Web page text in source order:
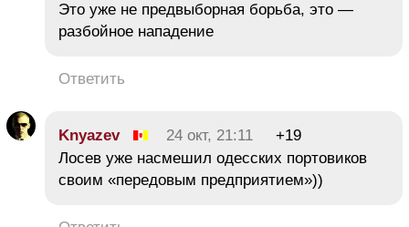
Это уже не предвыборная борьба, это —
разбойное нападение
Ответить
Knyazev 24 окт, 21:11
+19
Лосев уже насмешил одесских портовиков
своим «передовым предприятием»))